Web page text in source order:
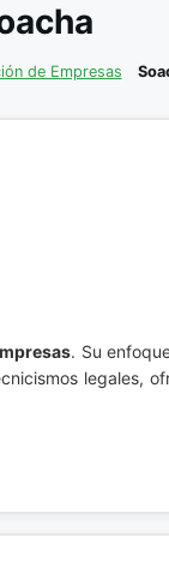
de Empresas
. Su
legales,